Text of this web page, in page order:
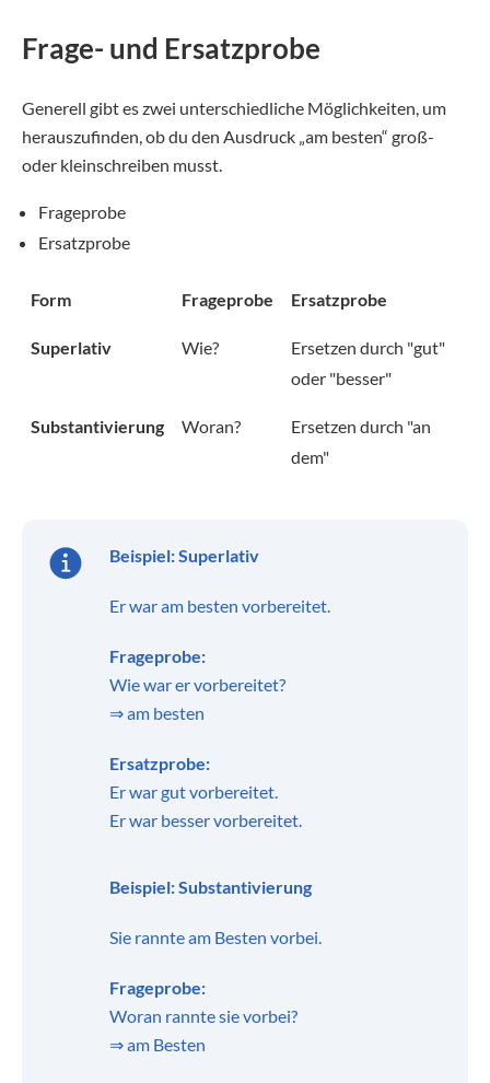
Frage- und Ersatzprobe
Generell gibt es zwei unterschiedliche Möglichkeiten, um
herauszufinden, ob du den Ausdruck „am besten“ groß-
oder kleinschreiben musst.
Frageprobe
Ersatzprobe
Form Frageprobe Ersatzprobe
Superlativ Wie?
Ersetzen durch "gut"
oder "besser"
Substantivierung Woran?
Ersetzen durch "an
dem"
Beispiel: Superlativ
Er war am besten vorbereitet.
Frageprobe:
Wie war er vorbereitet?
⇒ am besten
Ersatzprobe:
Er war gut vorbereitet.
Er war besser vorbereitet.
Beispiel: Substantivierung
Sie rannte am Besten vorbei.
Frageprobe:
Woran rannte sie vorbei?
⇒ am Besten